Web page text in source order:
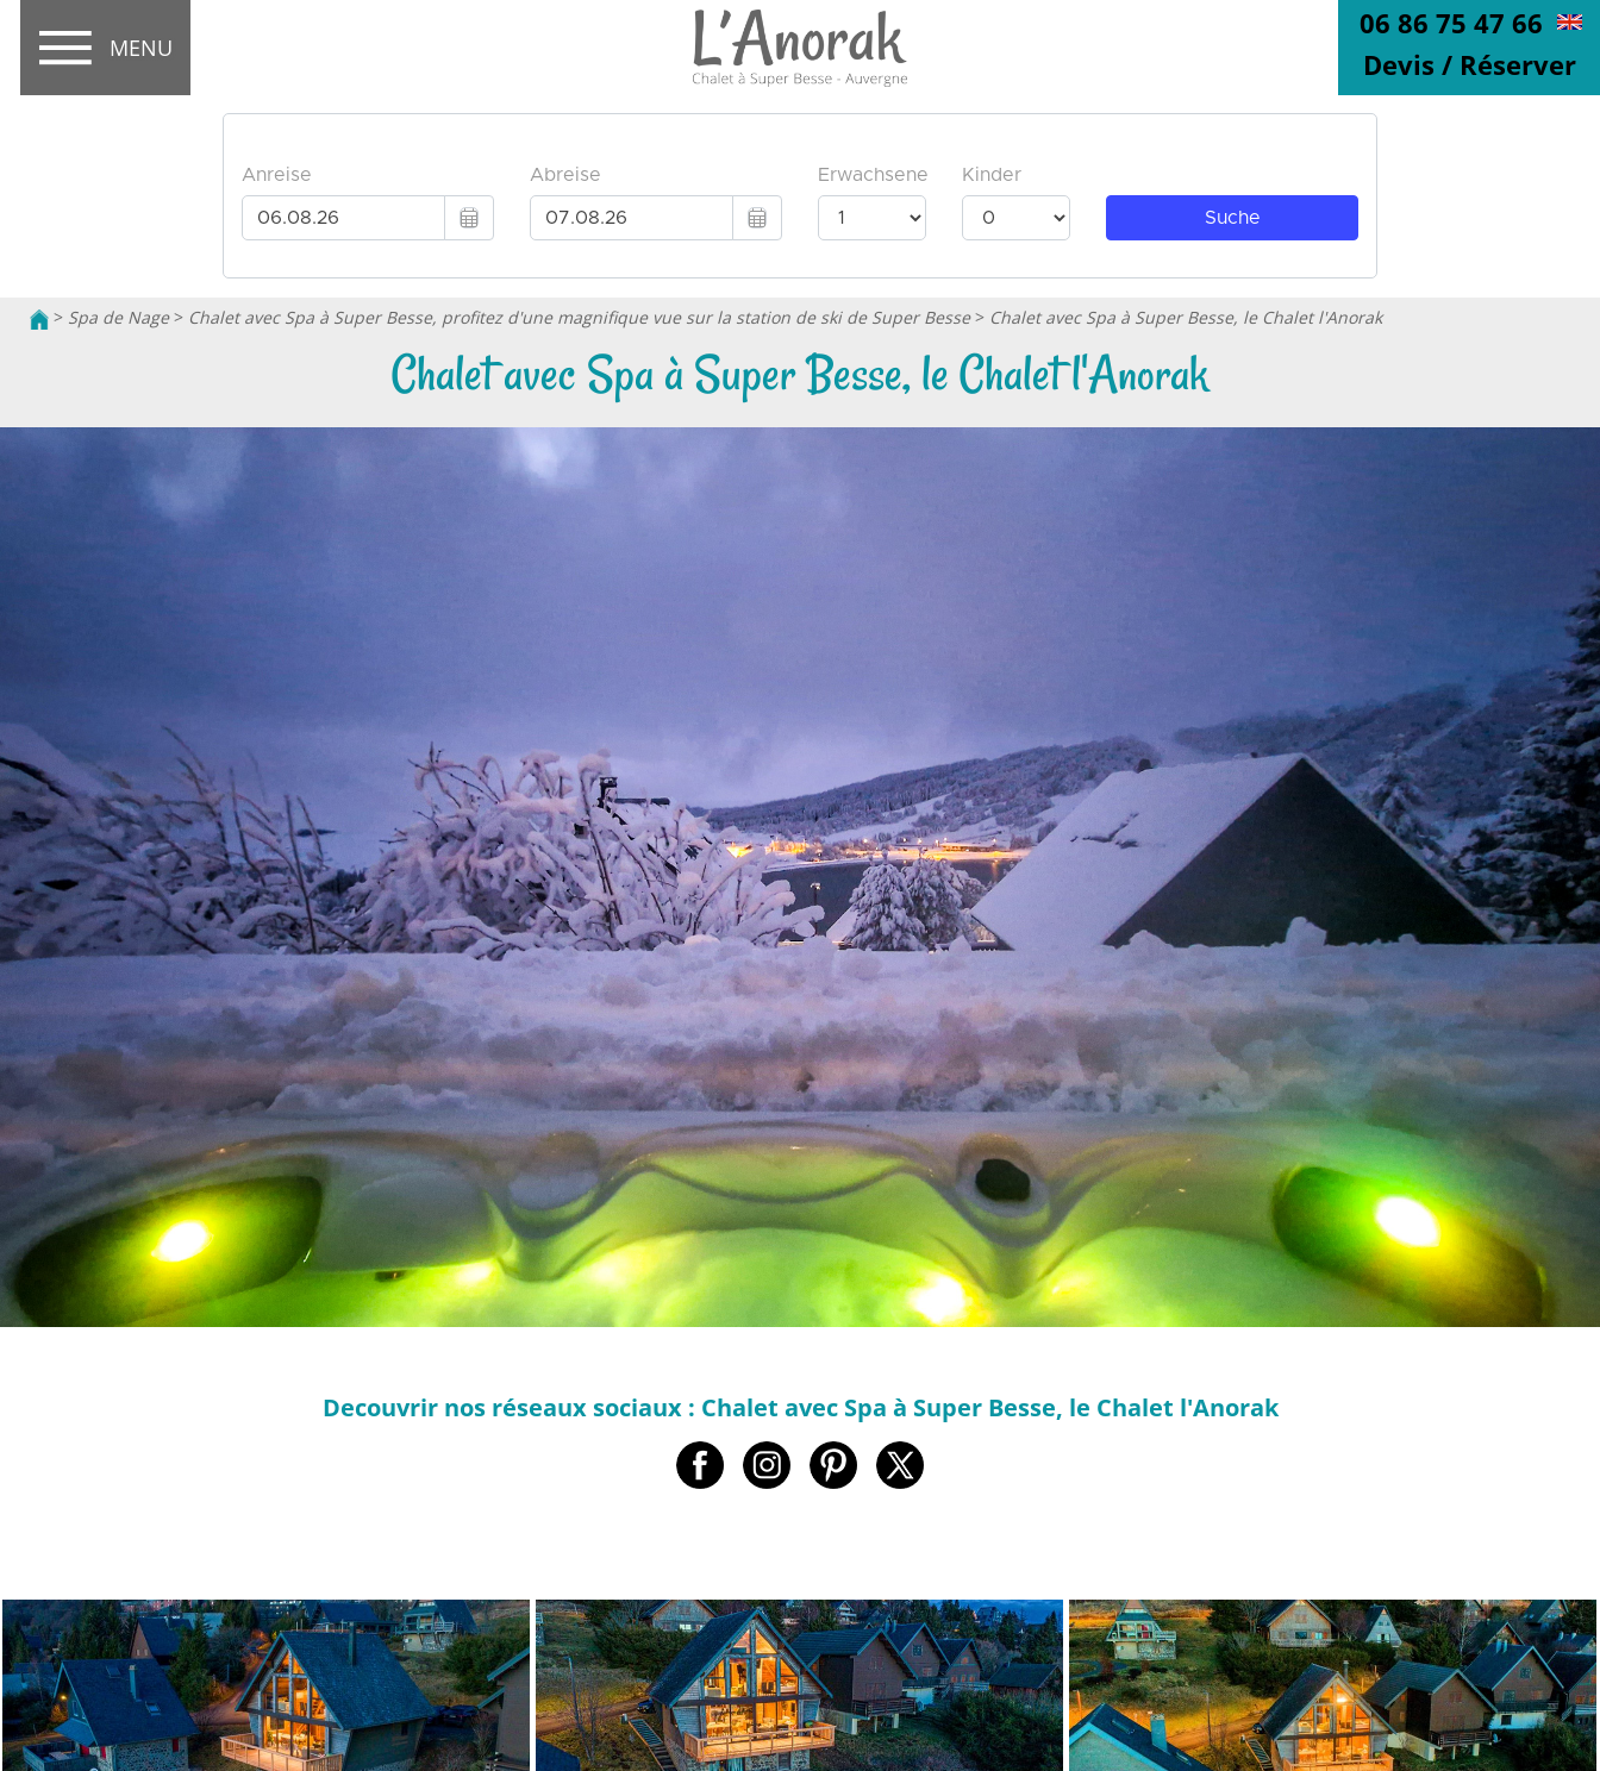
MENU
06 86 75 47 66
Devis / Réserver
> Spa de Nage> Chalet avec Spa à Super Besse, profitez d'une magnifique vue sur la station de ski de Super Besse> Chalet avec Spa à Super Besse, le Chalet l'Anorak
Chalet avec Spa à Super Besse, le Chalet l'Anorak
Decouvrir nos réseaux sociaux : Chalet avec Spa à Super Besse, le Chalet l'Anorak